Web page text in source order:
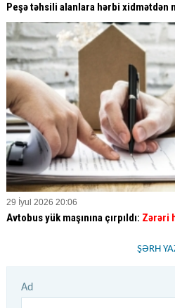
Peşə təhsili alanlara hərbi xidmətdən
29 İyul 2026 20:06
Avtobus yük maşınına çırpıldı: Zərəri
ŞƏRH
Ad